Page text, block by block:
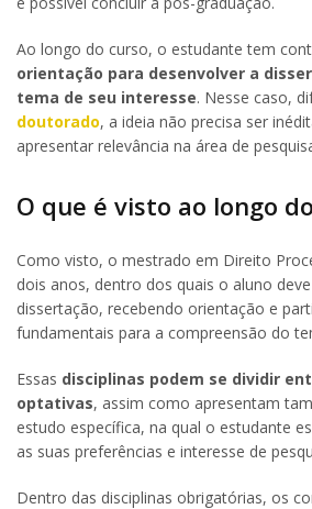
Ao longo do curso, o estudante tem
orientação para desenvolver a
tema de seu interesse. Nesse caso,
doutorado, a ideia não precisa ser
apresentar relevância na área de
O que é visto ao longo
Como visto, o mestrado em Direito
dois anos, dentro dos quais o aluno
dissertação, recebendo orientação e
fundamentais para a compreensão do
Essas disciplinas podem se dividir
optativas, assim como apresentam
estudo específica, na qual o estudante
as suas preferências e interesse de
Dentro das disciplinas obrigatórias, os